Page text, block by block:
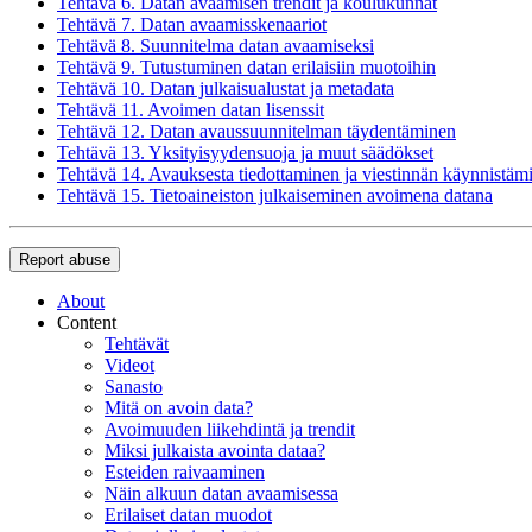
Tehtävä 7. Datan avaamisskenaariot
Tehtävä 8. Suunnitelma datan avaamiseksi
Tehtävä 9. Tutustuminen datan erilaisiin muotoihin
Tehtävä 10. Datan julkaisualustat ja metadata
Tehtävä 11. Avoimen datan lisenssit
Tehtävä 12. Datan avaussuunnitelman täydentäminen
Tehtävä 13. Yksityisyydensuoja ja muut säädökset
Tehtävä 14. Avauksesta tiedottaminen ja viestinnän
Tehtävä 15. Tietoaineiston julkaiseminen avoimena datana
Report abuse
About
Content
Tehtävät
Videot
Sanasto
Mitä on avoin data?
Avoimuuden liikehdintä ja trendit
Miksi julkaista avointa dataa?
Esteiden raivaaminen
Näin alkuun datan avaamisessa
Erilaiset datan muodot